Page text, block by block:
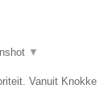
▼
Vanuit Knokke